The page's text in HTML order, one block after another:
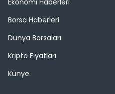
Ekonomi Haberleri
Borsa Haberleri
Dünya Borsaları
Kripto Fiyatları
Künye